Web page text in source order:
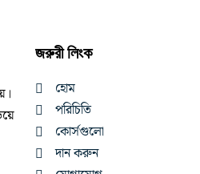
জরুরী লিংক
হোম
পরিচিতি
কোর্সগুলো
দান করুন